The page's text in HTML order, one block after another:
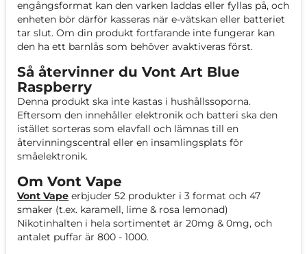
engångsformat kan den varken laddas eller fyllas på, och
enheten bör därför kasseras när e-vätskan eller batteriet
tar slut. Om din produkt fortfarande inte fungerar kan
den ha ett barnlås som behöver avaktiveras först.
Så återvinner du Vont Art Blue
Raspberry
Denna produkt ska inte kastas i hushållssoporna.
Eftersom den innehåller elektronik och batteri ska den
istället sorteras som elavfall och lämnas till en
återvinningscentral eller en insamlingsplats för
småelektronik.
Om Vont Vape
Vont Vape erbjuder 52 produkter i 3 format och 47
smaker (t.ex. karamell, lime & rosa lemonad)
Nikotinhalten i hela sortimentet är 20mg & 0mg, och
antalet puffar är 800 - 1000.